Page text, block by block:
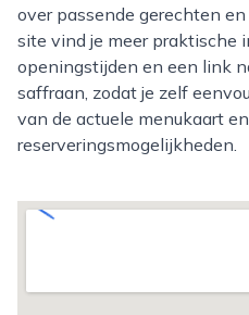
over passende gerechten
site vind je meer praktische
openingstijden en een link
saffraan, zodat je zelf
van de actuele menukaart en
reserveringsmogelijkheden.